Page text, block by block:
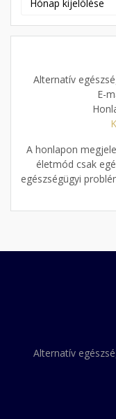
Alternatív
E-
A honlapon
életmód csak
egészségügyi
Alternatív